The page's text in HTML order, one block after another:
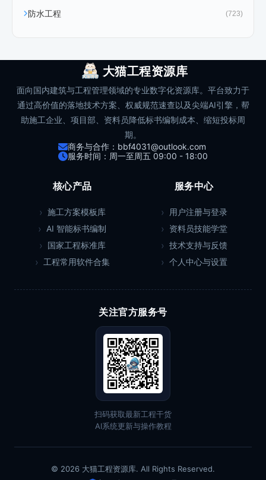
防水工程 (723)
大猫工程资源库
面向国内建筑与工程管理领域的专业数字化资源库。平台致力于
通过高价值的落地技术方案、权威规范速查以及尖端AI引擎，帮
助施工企业、项目部、资料员降低标书编制成本、缩短投标周
期。
商务与合作：bbf4031@outlook.com
服务时间：周一至周五 09:00 - 18:00
核心产品
施工方案模板库
AI 智能标书编制
国家工程标准库
工程常用软件合集
服务中心
用户注册与登录
资料员技能学堂
技术支持与反馈
个人中心与设置
关注官方服务号
扫码获取最新工程干货
AI系统更新与操作教程
© 2026 大猫工程资源库. All Rights Reserved.